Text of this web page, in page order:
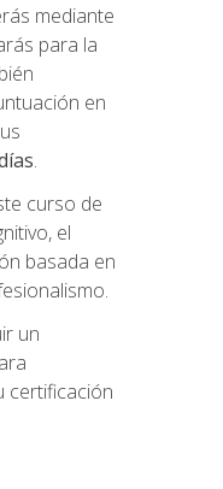
mediante
para la
en
.
curso de
el
basada en
un
certificación